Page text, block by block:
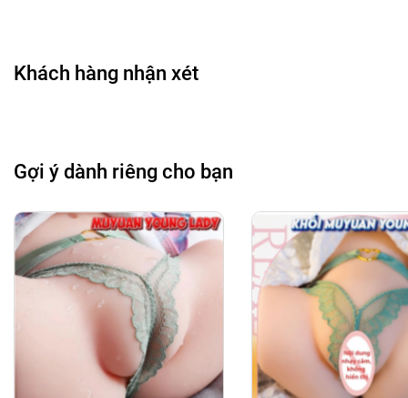
Khách hàng nhận xét
Gợi ý dành riêng cho bạn